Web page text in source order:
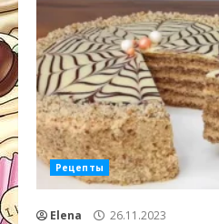
Рецепты
Elena 26.11.2023